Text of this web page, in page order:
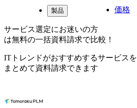
製品 価格
サービス選定にお迷いの方
は無料の一括資料請求で比較！
ITトレンドがおすすめするサービスを
まとめて資料請求できます